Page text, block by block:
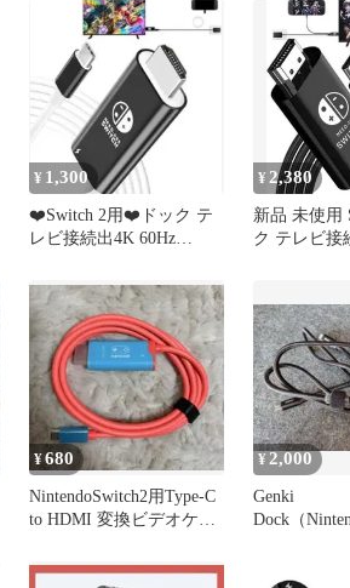
¥ 1,300
❤️Switch 2用❤️ドック テ
レビ接続出4K 60Hz
¥ 2,380
新品 未使用
ク テレビ接
¥680
NintendoSwitch2用Type-C
to HDMI 変換ビデオケー
¥ 2,000
Genki
Dock（